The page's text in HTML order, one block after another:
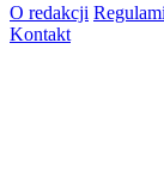
O redakcji
Kontakt